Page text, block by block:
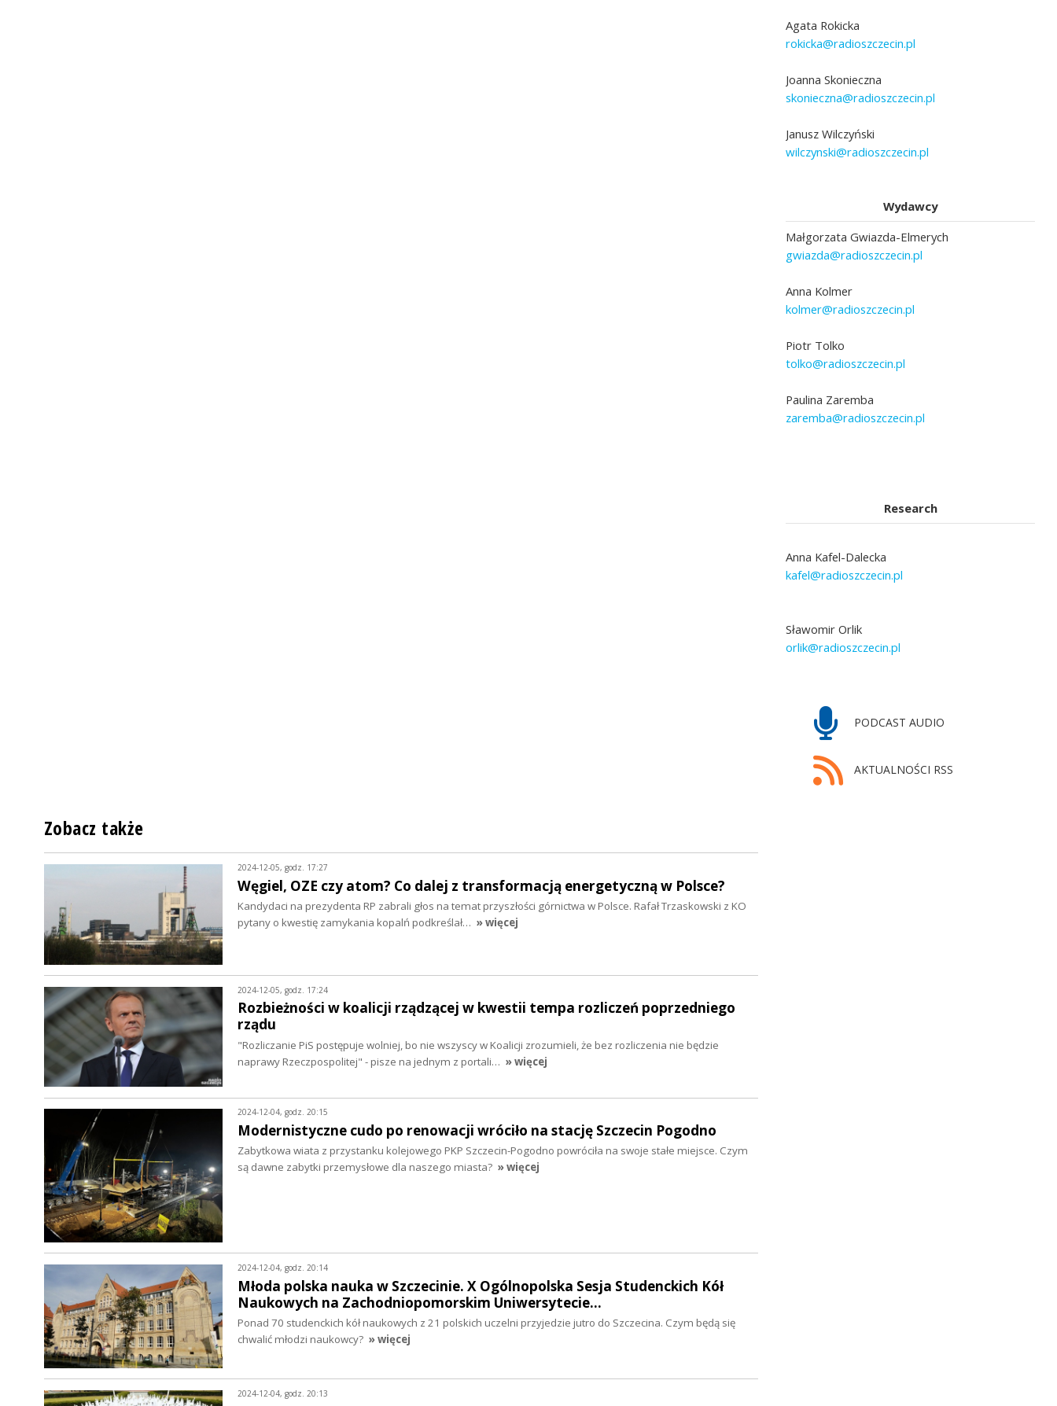
Agata Rokicka
rokicka@radioszczecin.pl
Joanna Skonieczna
skonieczna@radioszczecin.pl
Janusz Wilczyński
wilczynski@radioszczecin.pl
Wydawcy
Małgorzata Gwiazda-Elmerych
gwiazda@radioszczecin.pl
Anna Kolmer
kolmer@radioszczecin.pl
Piotr Tolko
tolko@radioszczecin.pl
Paulina Zaremba
zaremba@radioszczecin.pl
Research
Anna Kafel-Dalecka
kafel@radioszczecin.pl
Sławomir Orlik
orlik@radioszczecin.pl
PODCAST AUDIO
AKTUALNOŚCI RSS
Zobacz także
2024-12-05, godz. 17:27
Węgiel, OZE czy atom? Co dalej z transformacją energetyczną w Polsce?
Kandydaci na prezydenta RP zabrali głos na temat przyszłości górnictwa w Polsce. Rafał Trzaskowski z KO
pytany o kwestię zamykania kopalń podkreślał… » więcej
2024-12-05, godz. 17:24
Rozbieżności w koalicji rządzącej w kwestii tempa rozliczeń poprzedniego
rządu
"Rozliczanie PiS postępuje wolniej, bo nie wszyscy w Koalicji zrozumieli, że bez rozliczenia nie będzie
naprawy Rzeczpospolitej" - pisze na jednym z portali… » więcej
2024-12-04, godz. 20:15
Modernistyczne cudo po renowacji wróciło na stację Szczecin Pogodno
Zabytkowa wiata z przystanku kolejowego PKP Szczecin-Pogodno powróciła na swoje stałe miejsce. Czym
są dawne zabytki przemysłowe dla naszego miasta? » więcej
2024-12-04, godz. 20:14
Młoda polska nauka w Szczecinie. X Ogólnopolska Sesja Studenckich Kół
Naukowych na Zachodniopomorskim Uniwersytecie…
Ponad 70 studenckich kół naukowych z 21 polskich uczelni przyjedzie jutro do Szczecina. Czym będą się
chwalić młodzi naukowcy? » więcej
2024-12-04, godz. 20:13